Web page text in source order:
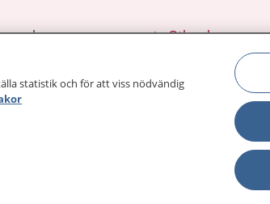
och
Other languages
Lättläst svenska
statistik och för att viss nödvändig